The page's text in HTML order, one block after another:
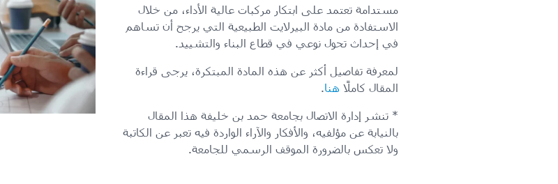
مستدامة تعتمد على ابتكار مركبات عالية الأداء، من خلال
الاستفادة من مادة البيرلايت الطبيعية التي يرجح أن تساهم
في إحداث تحول نوعي في قطاع البناء والتشييد.
لمعرفة تفاصيل أكثر عن هذه المادة المبتكرة، يرجى قراءة
المقال كاملًا هنا.
* تنشر إدارة الاتصال بجامعة حمد بن خليفة هذا المقال
بالنيابة عن مؤلفيه، والأفكار والآراء الواردة فيه تعبر عن الكاتبة
ولا تعكس بالضرورة الموقف الرسمي للجامعة.